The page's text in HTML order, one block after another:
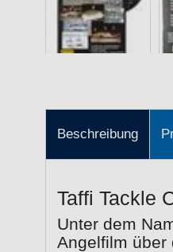
Beschreibung
Taffi Tackle
Unter dem
Angelfilm über